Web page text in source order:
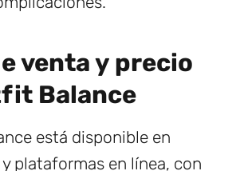
venta y precio
Balance
está disponible en
plataformas en línea, con